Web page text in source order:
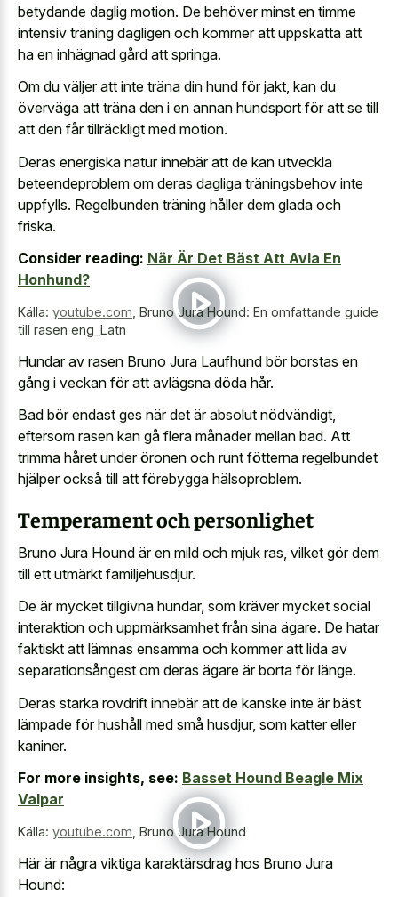
betydande daglig motion. De behöver minst en timme
intensiv träning dagligen och kommer att uppskatta att
ha en inhägnad gård att springa.
Om du väljer att inte träna din hund för jakt, kan du
överväga att träna den i en annan hundsport för att se till
att den får tillräckligt med motion.
Deras energiska natur innebär att de kan utveckla
beteendeproblem om deras dagliga träningsbehov inte
uppfylls. Regelbunden träning håller dem glada och
friska.
Consider reading: När Är Det Bäst Att Avla En
Honhund?
Källa: youtube.com Bruno Jura Hound: En omfattande guide
till rasen eng_Latn
Hundar av rasen Bruno Jura Laufhund bör borstas en
gång i veckan för att avlägsna döda hår.
Bad bör endast ges när det är absolut nödvändigt,
eftersom rasen kan gå flera månader mellan bad. Att
trimma håret under öronen och runt fötterna regelbundet
hjälper också till att förebygga hälsoproblem.
Temperament och personlighet
Bruno Jura Hound är en mild och mjuk ras, vilket gör dem
till ett utmärkt familjehusdjur.
De är mycket tillgivna hundar, som kräver mycket social
interaktion och uppmärksamhet från sina ägare. De hatar
faktiskt att lämnas ensamma och kommer att lida av
separationsångest om deras ägare är borta för länge.
Deras starka rovdrift innebär att de kanske inte är bäst
lämpade för hushåll med små husdjur, som katter eller
kaniner.
For more insights, see: Basset Hound Beagle Mix
Valpar
Källa: youtube.com Bruno Jura Hound
Här är några viktiga karaktärsdrag hos Bruno Jura
Hound: